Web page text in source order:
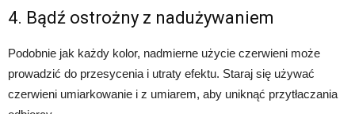
4. Bądź ostrożny z nadużywaniem
Podobnie jak każdy kolor, nadmierne użycie czerwieni może
prowadzić do przesycenia i utraty efektu. Staraj się używać
czerwieni umiarkowanie i z umiarem, aby uniknąć przytłaczania